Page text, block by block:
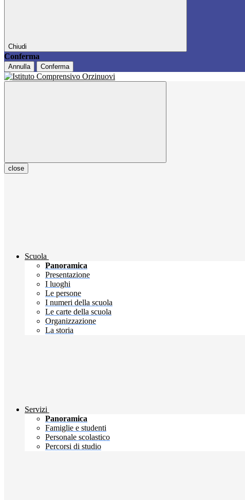
Chiudi
Conferma
Annulla Conferma
close
Scuola
Panoramica
Presentazione
I luoghi
Le persone
I numeri della scuola
Le carte della scuola
Organizzazione
La storia
Servizi
Panoramica
Famiglie e studenti
Personale scolastico
Percorsi di studio